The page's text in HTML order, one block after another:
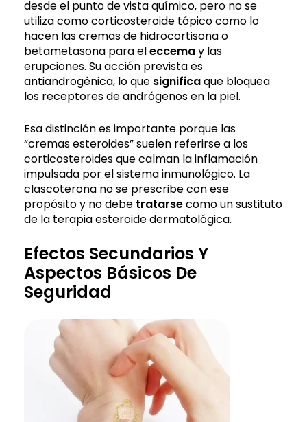
desde el punto de vista químico, pero no se
utiliza como corticosteroide tópico como lo
hacen las cremas de hidrocortisona o
betametasona para eleccemay las
erupciones. Su acción prevista es
antiandrogénica, lo que significaque bloquea
los receptores de andrógenos en la piel.
Esa distinción es importante porque las
“cremas esteroides” suelen referirse a los
corticosteroides que calman la inflamación
impulsada por el sistema inmunológico. La
clascoterona no se prescribe con ese
propósito y no debe tratarsecomo un sustituto
de la terapia esteroide dermatológica.
Efectos Secundarios Y
Aspectos Básicos De
Seguridad